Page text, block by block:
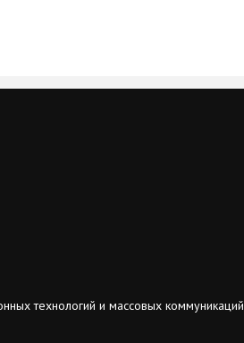
технологий и массовых коммуникаций